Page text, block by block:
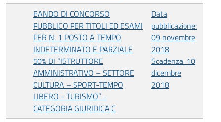
BANDO DI CONCORSO
PUBBLICO PER TITOLI ED ESAMI
PER N. 1 POSTO A TEMPO
INDETERMINATO E PARZIALE
50% DI “ISTRUTTORE
AMMINISTRATIVO – SETTORE
CULTURA – SPORT-TEMPO
LIBERO - TURISMO” -
CATEGORIA GIURIDICA C
Data
pubblicazione:
09 novembre
2018
Scadenza: 10
dicembre
2018